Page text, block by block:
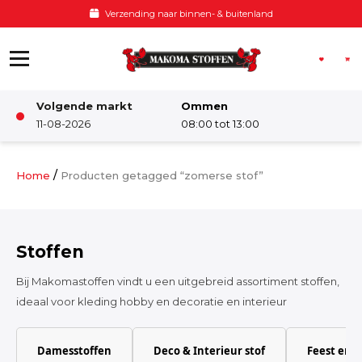
Verzending naar binnen- & buitenland
Volgende markt
11-08-2026
Ommen
08:00 tot 13:00
Damesstoffen
Home / Producten getagged “zomerse stof”
Stoffen
Bij Makomastoffen vindt u een uitgebreid assortiment stoffen,
ideaal voor kleding hobby en decoratie en interieur
Damesstoffen Deco & Interieur stof Feest en